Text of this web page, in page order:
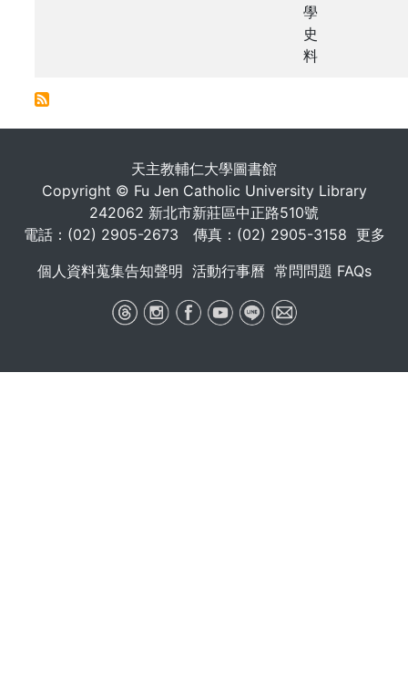
學
史
料
天主教輔仁大學圖書館
Copyright © Fu Jen Catholic University Library
242062 新北市新莊區中正路510號
電話：(02) 2905-2673 傳真：(02) 2905-3158 更多
個人資料蒐集告知聲明 活動行事曆 常問問題 FAQs